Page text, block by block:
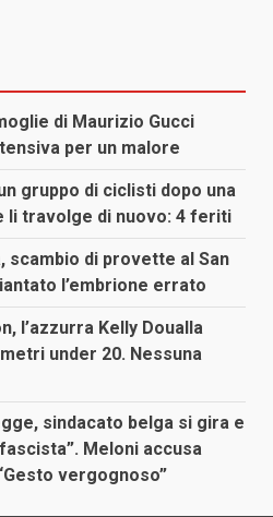
di Maurizio Gucci
per un malore
gruppo di ciclisti dopo una
li travolge di nuovo: 4 feriti
scambio di provette al San
l’embrione errato
l’azzurra Kelly Doualla
under 20. Nessuna
sindacato belga si gira e
Meloni accusa
vergognoso”